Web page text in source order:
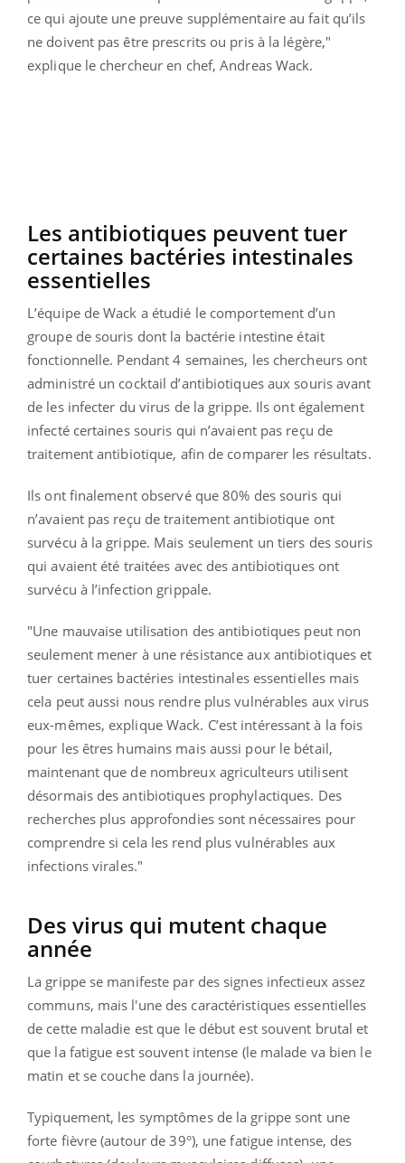
ce qui ajoute une preuve supplémentaire au fait qu’ils
ne doivent pas être prescrits ou pris à la légère,"
explique le chercheur en chef, Andreas Wack.
Les antibiotiques peuvent tuer
certaines bactéries intestinales
essentielles
L’équipe de Wack a étudié le comportement d’un
groupe de souris dont la bactérie intestine était
fonctionnelle. Pendant 4 semaines, les chercheurs ont
administré un cocktail d’antibiotiques aux souris avant
de les infecter du virus de la grippe. Ils ont également
infecté certaines souris qui n’avaient pas reçu de
traitement antibiotique, afin de comparer les résultats.
Ils ont finalement observé que 80% des souris qui
n’avaient pas reçu de traitement antibiotique ont
survécu à la grippe. Mais seulement un tiers des souris
qui avaient été traitées avec des antibiotiques ont
survécu à l’infection grippale.
"Une mauvaise utilisation des antibiotiques peut non
seulement mener à une résistance aux antibiotiques et
tuer certaines bactéries intestinales essentielles mais
cela peut aussi nous rendre plus vulnérables aux virus
eux-mêmes, explique Wack. C’est intéressant à la fois
pour les êtres humains mais aussi pour le bétail,
maintenant que de nombreux agriculteurs utilisent
désormais des antibiotiques prophylactiques. Des
recherches plus approfondies sont nécessaires pour
comprendre si cela les rend plus vulnérables aux
infections virales."
Des virus qui mutent chaque
année
La grippe se manifeste par des signes infectieux assez
communs, mais l'une des caractéristiques essentielles
de cette maladie est que le début est souvent brutal et
que la fatigue est souvent intense (le malade va bien le
matin et se couche dans la journée).
Typiquement, les symptômes de la grippe sont une
forte fièvre (autour de 39°), une fatigue intense, des